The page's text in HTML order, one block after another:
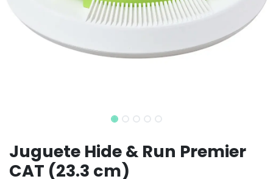
Juguete Hide & Run Premier
CAT (23.3 cm)